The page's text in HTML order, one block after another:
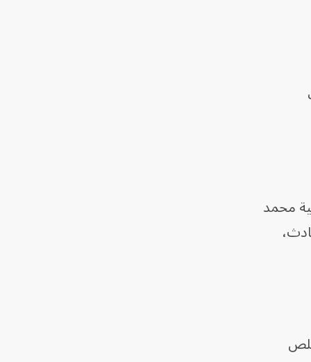
محمد
من 100 حريق ‌اندلع عام 2024، وخلص